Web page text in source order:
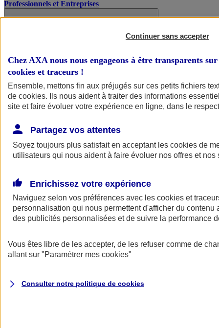
Professionnels et Entreprises
AXA Assurance
Continuer sans accepter
Chez AXA nous nous engageons à être transparents
cookies et traceurs !
Ensemble, mettons fin aux préjugés sur ces petits fichiers
de cookies. Ils nous aident à traiter des informations
site et faire évoluer votre expérience en ligne, dans le
Partagez vos attentes
Soyez toujours plus satisfait en acceptant les cookies de
utilisateurs qui nous aident à faire évoluer nos offres et nos
Enrichissez votre expérience
Naviguez selon vos préférences avec les cookies et
personnalisation qui nous permettent d'afficher du contenu
des publicités personnalisées et de suivre la performance
Vous êtes libre de les accepter, de les refuser comme de
allant sur "Paramétrer mes cookies"
Consulter notre politique de cookies